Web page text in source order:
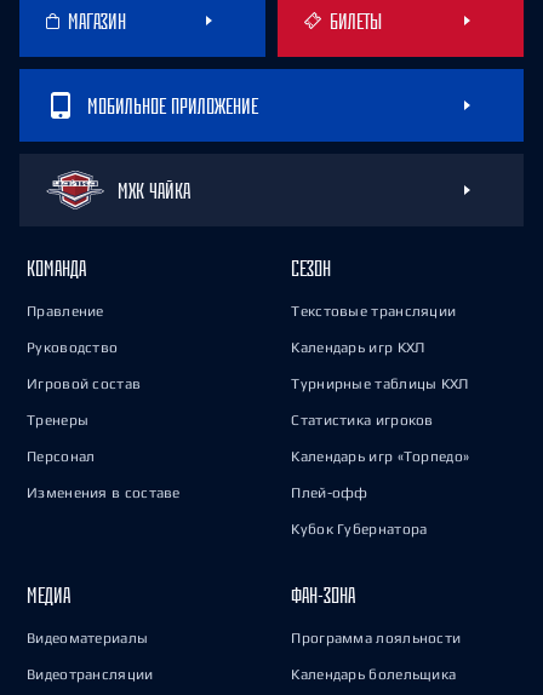
МАГАЗИН БИЛЕТЫ
МОБИЛЬНОЕ ПРИЛОЖЕНИЕ
МХК ЧАЙКА
КОМАНДА
Правление
Руководство
Игровой состав
Тренеры
Персонал
Изменения в составе
СЕЗОН
Текстовые трансляции
Календарь игр КХЛ
Турнирные таблицы КХЛ
Статистика игроков
Календарь игр «Торпедо»
Плей-офф
Кубок Губернатора
МЕДИА
Видеоматериалы
Видеотрансляции
ФАН-ЗОНА
Программа лояльности
Календарь болельщика